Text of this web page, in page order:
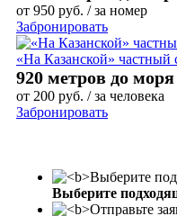
от 950 руб. / за номер
Забронировать
«На Казанской» частный
920 метров до моря
от 200 руб. / за человека
Забронировать
Выберите